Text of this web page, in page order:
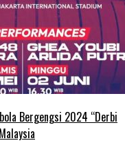
Bergengsi 2024 “Derbi